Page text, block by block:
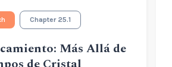
Chapter 25.1
Más Allá de